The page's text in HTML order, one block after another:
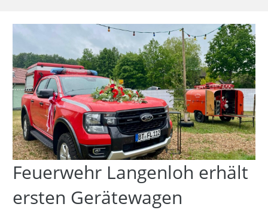
Feuerwehr Langenloh erhält
ersten Gerätewagen